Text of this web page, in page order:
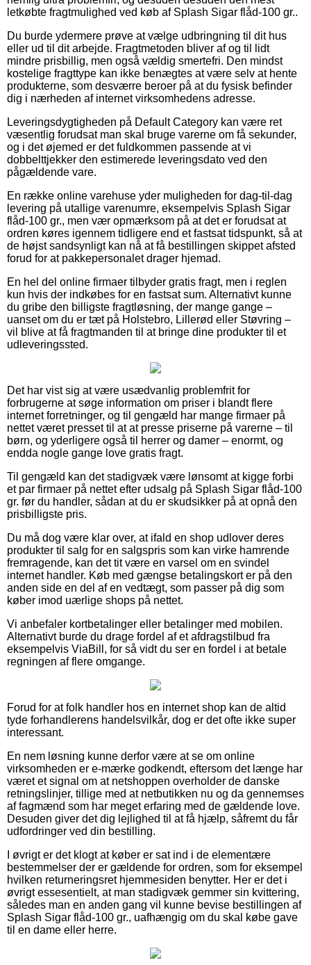
letkøbte fragtmulighed ved køb af Splash Sigar flåd-100 gr..
Du burde ydermere prøve at vælge udbringning til dit hus
eller ud til dit arbejde. Fragtmetoden bliver af og til lidt
mindre prisbillig, men også vældig smertefri. Den mindst
kostelige fragttype kan ikke benægtes at være selv at hente
produkterne, som desværre beroer på at du fysisk befinder
dig i nærheden af internet virksomhedens adresse.
Leveringsdygtigheden på Default Category kan være ret
væsentlig forudsat man skal bruge varerne om få sekunder,
og i det øjemed er det fuldkommen passende at vi
dobbelttjekker den estimerede leveringsdato ved den
pågældende vare.
En række online varehuse yder muligheden for dag-til-dag
levering på utallige varenumre, eksempelvis Splash Sigar
flåd-100 gr., men vær opmærksom på at det er forudsat at
ordren køres igennem tidligere end et fastsat tidspunkt, så at
de højst sandsynligt kan nå at få bestillingen skippet afsted
forud for at pakkepersonalet drager hjemad.
En hel del online firmaer tilbyder gratis fragt, men i reglen
kun hvis der indkøbes for en fastsat sum. Alternativt kunne
du gribe den billigste fragtløsning, der mange gange –
uanset om du er tæt på Holstebro, Lillerød eller Støvring –
vil blive at få fragtmanden til at bringe dine produkter til et
udleveringssted.
Det har vist sig at være usædvanlig problemfrit for
forbrugerne at søge information om priser i blandt flere
internet forretninger, og til gengæld har mange firmaer på
nettet været presset til at at presse priserne på varerne – til
børn, og yderligere også til herrer og damer – enormt, og
endda nogle gange love gratis fragt.
Til gengæld kan det stadigvæk være lønsomt at kigge forbi
et par firmaer på nettet efter udsalg på Splash Sigar flåd-100
gr. før du handler, sådan at du er skudsikker på at opnå den
prisbilligste pris.
Du må dog være klar over, at ifald en shop udlover deres
produkter til salg for en salgspris som kan virke hamrende
fremragende, kan det tit være en varsel om en svindel
internet handler. Køb med gængse betalingskort er på den
anden side en del af en vedtægt, som passer på dig som
køber imod uærlige shops på nettet.
Vi anbefaler kortbetalinger eller betalinger med mobilen.
Alternativt burde du drage fordel af et afdragstilbud fra
eksempelvis ViaBill, for så vidt du ser en fordel i at betale
regningen af flere omgange.
Forud for at folk handler hos en internet shop kan de altid
tyde forhandlerens handelsvilkår, dog er det ofte ikke super
interessant.
En nem løsning kunne derfor være at se om online
virksomheden er e-mærke godkendt, eftersom det længe har
været et signal om at netshoppen overholder de danske
retningslinjer, tillige med at netbutikken nu og da gennemses
af fagmænd som har meget erfaring med de gældende love.
Desuden giver det dig lejlighed til at få hjælp, såfremt du får
udfordringer ved din bestilling.
I øvrigt er det klogt at køber er sat ind i de elementære
bestemmelser der er gældende for ordren, som for eksempel
hvilken returneringsret hjemmesiden benytter. Her er det i
øvrigt essesentielt, at man stadigvæk gemmer sin kvittering,
således man en anden gang vil kunne bevise bestillingen af
Splash Sigar flåd-100 gr., uafhængig om du skal købe gave
til en dame eller herre.